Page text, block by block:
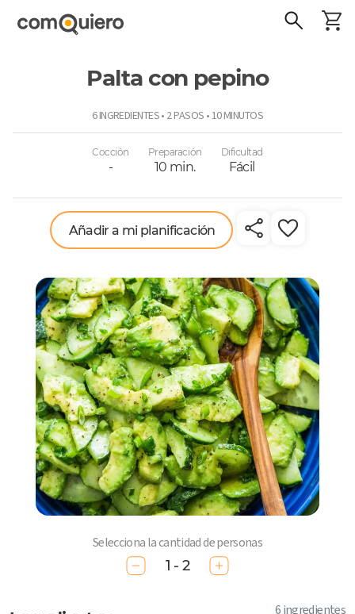
Palta con pepino
6 INGREDIENTES • 2 PASOS • 10 MINUTOS
Cocción
-
Preparación
10 min.
Dificultad
Fácil
Añadir a mi planificación
Selecciona la cantidad de personas
1 - 2
6 ingredientes